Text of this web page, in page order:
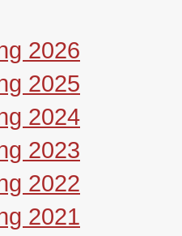
2026
2025
2024
2023
2022
2021